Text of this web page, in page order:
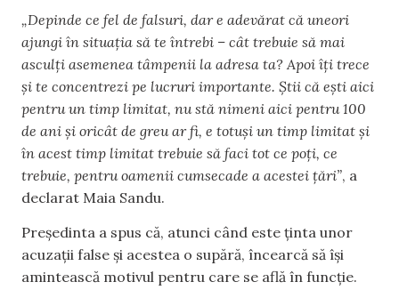
„Depinde ce fel de falsuri, dar e adevărat că uneori
ajungi în situația să te întrebi – cât trebuie să mai
asculți asemenea tâmpenii la adresa ta? Apoi îți trece
și te concentrezi pe lucruri importante. Știi că ești aici
pentru un timp limitat, nu stă nimeni aici pentru 100
de ani și oricât de greu ar fi, e totuși un timp limitat și
în acest timp limitat trebuie să faci tot ce poți, ce
trebuie, pentru oamenii cumsecade a acestei țări”, a
declarat Maia Sandu.
Președinta a spus că, atunci când este ținta unor
acuzații false și acestea o supără, încearcă să își
amintească motivul pentru care se află în funcție.